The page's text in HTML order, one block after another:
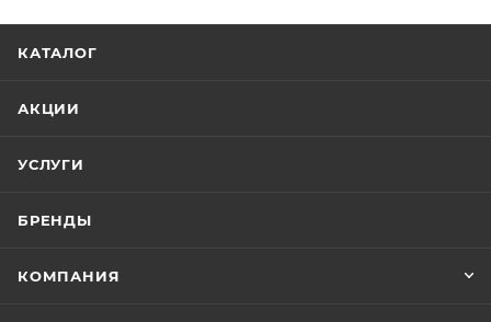
КАТАЛОГ
АКЦИИ
УСЛУГИ
БРЕНДЫ
КОМПАНИЯ